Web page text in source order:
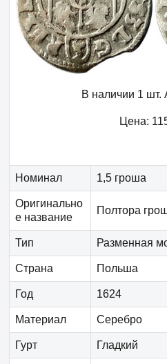
В наличии 1 шт.
Цена:
Номинал 1,5 гроша
Оригинально
е название
Полтора
Тип Разменная
Страна Польша
Год 1624
Материал Серебро
Гурт Гладкий